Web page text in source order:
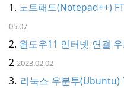
v
g
노트패드(Notepad++)
05.07
윈도우11 인터넷 연결
2 2023.02.02
리눅스 우분투(Ubuntu)